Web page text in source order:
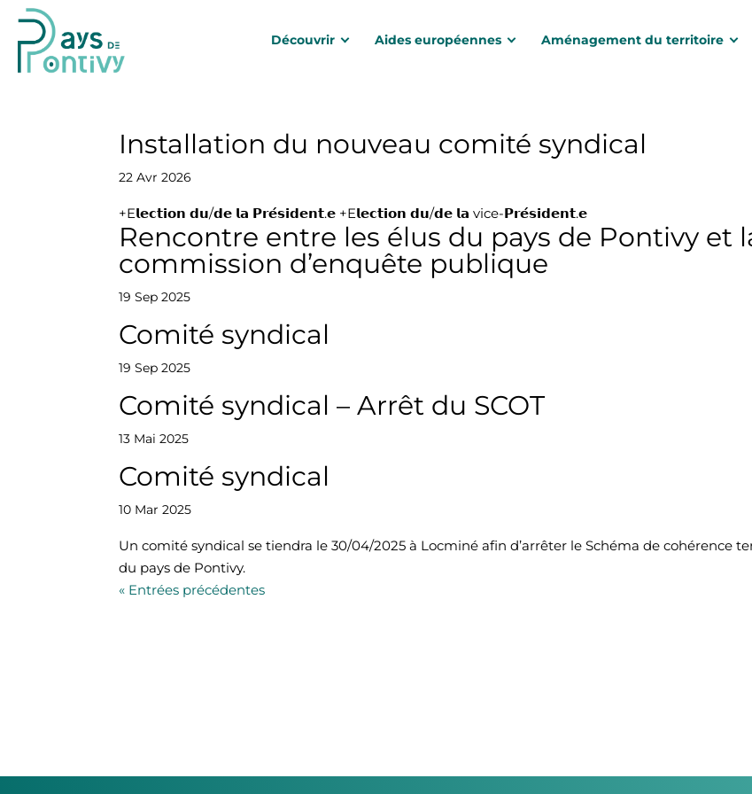
Découvrir Aides européennes Aménagement du territoire
Installation du nouveau comité syndical
22 Avr 2026
+E𝗹𝗲𝗰𝘁𝗶𝗼𝗻 𝗱𝘂/𝗱𝗲 𝗹𝗮 𝗣𝗿𝗲́𝘀𝗶𝗱𝗲𝗻𝘁.𝗲 +E𝗹𝗲𝗰𝘁𝗶𝗼𝗻 𝗱𝘂/𝗱𝗲 𝗹𝗮 vice-𝗣𝗿𝗲́𝘀𝗶𝗱𝗲𝗻𝘁.𝗲
Rencontre entre les élus du pays de Pontivy et
commission d’enquête publique
19 Sep 2025
Comité syndical
19 Sep 2025
Comité syndical – Arrêt du SCOT
13 Mai 2025
Comité syndical
10 Mar 2025
Un comité syndical se tiendra le 30/04/2025 à Locminé afin d’arrêter le Schéma de cohérence
du pays de Pontivy.
« Entrées précédentes